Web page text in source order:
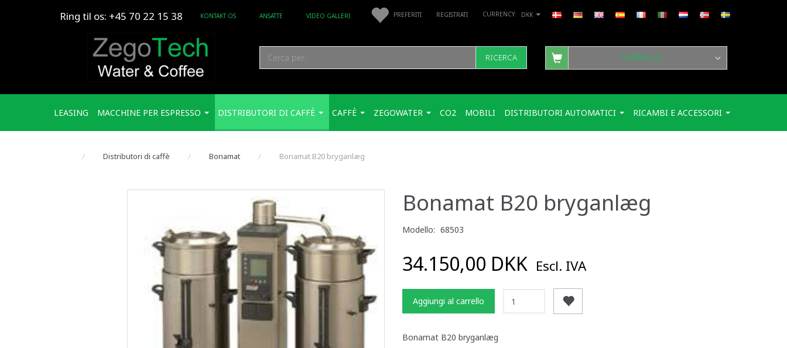
DKK
PREFERITI REGISTRATI
Ring til os: +45 70 22 15 38 KONTAKT OS ANSATTE VIDEO GALLERI
RICERCA CARRELLO
LEASING MACCHINE PER ESPRESSO DISTRIBUTORI DI CAFFÈ CAFFÈ ZEGOWATER CO2 MOBILI DISTRIBUTORI AUTOMATICI RICAMBI E ACCESSORI
Distributori di caffè Bonamat Bonamat B20 bryganlæg
Bonamat B20 bryganlæg
Modello: 68503
34.150,00 DKK Escl. IVA
Aggiungi al carrello
Bonamat B20 bryganlæg